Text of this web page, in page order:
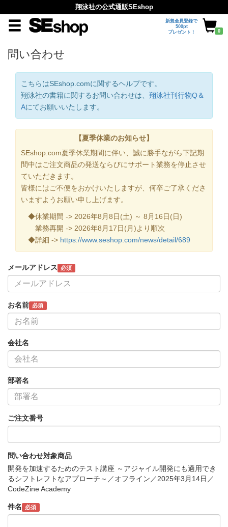
翔泳社の公式通販SEshop
新規会員登録で
500pt
プレゼント！
0
問い合わせ
こちらはSEshop.comに関するヘルプです。
翔泳社の書籍に関するお問い合わせは、 翔泳社刊行物Q＆
Aにてお願いいたします。
【夏季休業のお知らせ】
SEshop.com夏季休業期間に伴い、誠に勝手ながら下記期
間中はご注文商品の発送ならびにサポート業務を停止させ
ていただきます。
皆様にはご不便をおかけいたしますが、何卒ご了承くださ
いますようお願い申し上げます。
◆休業期間 -> 2026年8月8日(土) ～ 8月16日(日)
業務再開 -> 2026年8月17日(月)より順次
◆詳細 -> https://www.seshop.com/news/detail/689
メールアドレス 必須
お名前 必須
会社名
部署名
ご注文番号
問い合わせ対象商品
開発を加速するためのテスト講座 ～アジャイル開発にも適用でき
るシフトレフトなアプローチ～／オフライン／2025年3月14日／
CodeZine Academy
件名 必須